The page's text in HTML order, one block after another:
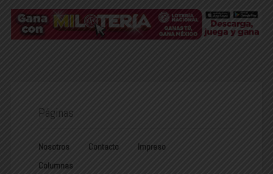
Páginas
Nosotros Contacto
Impreso
Columnas